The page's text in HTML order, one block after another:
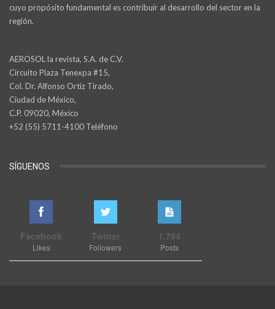
cuyo propósito fundamental es contribuir al desarrollo del sector en la
región.
AEROSOL la revista, S.A. de C.V.
Circuito Plaza Tenexpa #15,
Col. Dr. Alfonso Ortiz Tirado,
Ciudad de México,
C.P. 09020, México
+52 (55) 5711-4100 Teléfono
SÍGUENOS
Facebook
Likes
Twitter
Followers
1,794
Posts